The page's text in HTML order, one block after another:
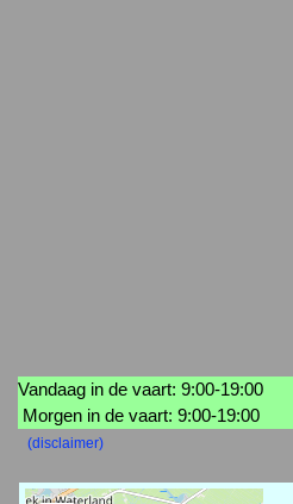
Vandaag in de vaart: 9:00-19:00
Morgen in de vaart: 9:00-19:00
(disclaimer)